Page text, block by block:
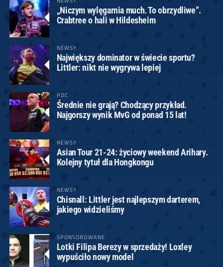
„Niczym wylęgarnia much. To obrzydliwe”.
Crabtree o hali w Hildesheim
NEWSY
Największy dominator w świecie sportu?
Littler: nikt nie wygrywa lepiej
PDC
Średnie nie grają? Chodzący przykład.
Najgorszy wynik MvG od ponad 15 lat!
NEWSY
Asian Tour 21-24: życiowy weekend Arihary.
Kolejny tytuł dla Hongkongu
NEWSY
Chisnall: Littler jest najlepszym darterem,
jakiego widzieliśmy
SPONSOROWANE
Lotki Filipa Berezy w sprzedaży! Loxley
wypuściło nowy model